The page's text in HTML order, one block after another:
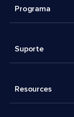
Programa
Suporte
Resources